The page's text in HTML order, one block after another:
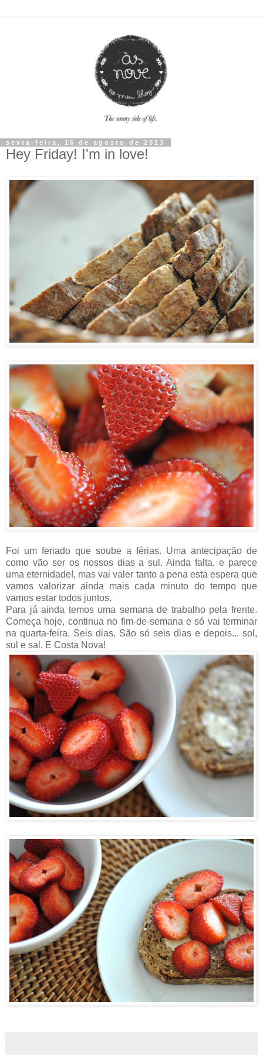
sexta-feira, 16 de agosto de 2013
Hey Friday! I'm in love!
Foi um feriado que soube a férias. Uma antecipação de
como vão ser os nossos dias a sul. Ainda falta, e parece
uma eternidade!, mas vai valer tanto a pena esta espera que
vamos valorizar ainda mais cada minuto do tempo que
vamos estar todos juntos.
Para já ainda temos uma semana de trabalho pela frente.
Começa hoje, continua no fim-de-semana e só vai terminar
na quarta-feira. Seis dias. São só seis dias e depois... sol,
sul e sal. E Costa Nova!